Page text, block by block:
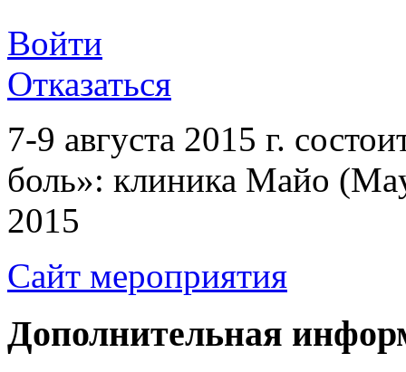
Войти
Отказаться
7-9 августа 2015 г.
боль»: клиника Майо
2015
Сайт мероприятия
Дополнительная